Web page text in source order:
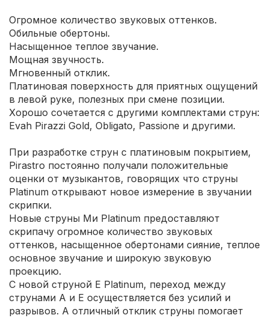
Огромное количество звуковых оттенков.
Обильные обертоны.
Насыщенное теплое звучание.
Мощная звучность.
Мгновенный отклик.
Платиновая поверхность для приятных ощущений
в левой руке, полезных при смене позиции.
Хорошо сочетается с другими комплектами струн:
Evah Pirazzi Gold, Obligato, Passione и другими.
При разработке струн с платиновым покрытием,
Pirastro постоянно получали положительные
оценки от музыкантов, говорящих что струны
Platinum открывают новое измерение в звучании
скрипки.
Новые струны Ми Platinum предоставляют
скрипачу огромное количество звуковых
оттенков, насыщенное обертонами сияние, теплое
основное звучание и широкую звуковую
проекцию.
С новой струной Е Platinum, переход между
струнами А и Е осуществляется без усилий и
разрывов. А отличный отклик струны помогает